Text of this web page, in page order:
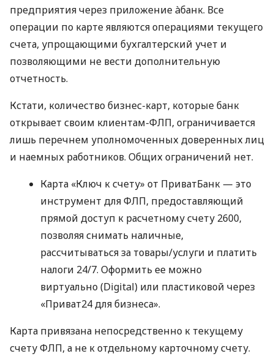
предприятия через приложение àбанк. Все
операции по карте являются операциями текущего
счета, упрощающими бухгалтерский учет и
позволяющими не вести дополнительную
отчетность.
Кстати, количество бизнес-карт, которые банк
открывает своим клиентам-ФЛП, ограничивается
лишь перечнем уполномоченных доверенных лиц
и наемных работников. Общих ограничений нет.
Карта «Ключ к счету» от ПриватБанк — это
инструмент для ФЛП, предоставляющий
прямой доступ к расчетному счету 2600,
позволяя снимать наличные,
рассчитываться за товары/услуги и платить
налоги 24/7. Оформить ее можно
виртуально (Digital) или пластиковой через
«Приват24 для бизнеса».
Карта привязана непосредственно к текущему
счету ФЛП, а не к отдельному карточному счету.